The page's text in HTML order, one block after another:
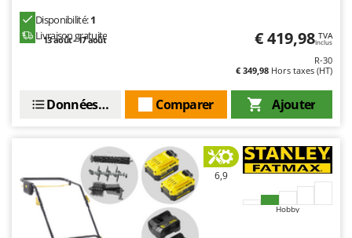
Disponibilité:1
Livraison gratuite
13 août - 17 août € 419,98 TVA
Inclus
R-30
€ 349,98 Hors taxes (HT)
Ajouter
Comparer
Données techniques
6,9
Hobby